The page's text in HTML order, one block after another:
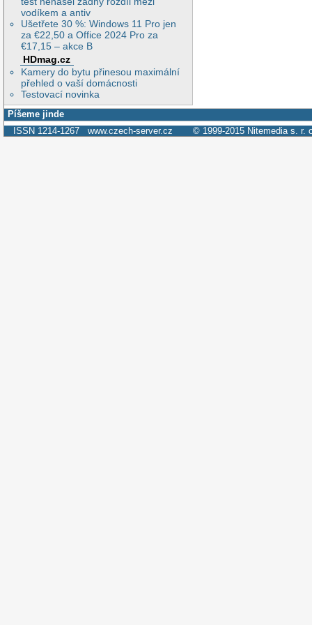
vodíkem a antiv
Ušetřete 30 %: Windows 11 Pro jen
za €22,50 a Office 2024 Pro za
€17,15 – akce B
HDmag.cz
Kamery do bytu přinesou maximální
přehled o vaší domácnosti
Testovací novinka
Píšeme jinde
ISSN 1214-1267 www.czech-server.cz © 1999-2015 Nitemedia s. r.